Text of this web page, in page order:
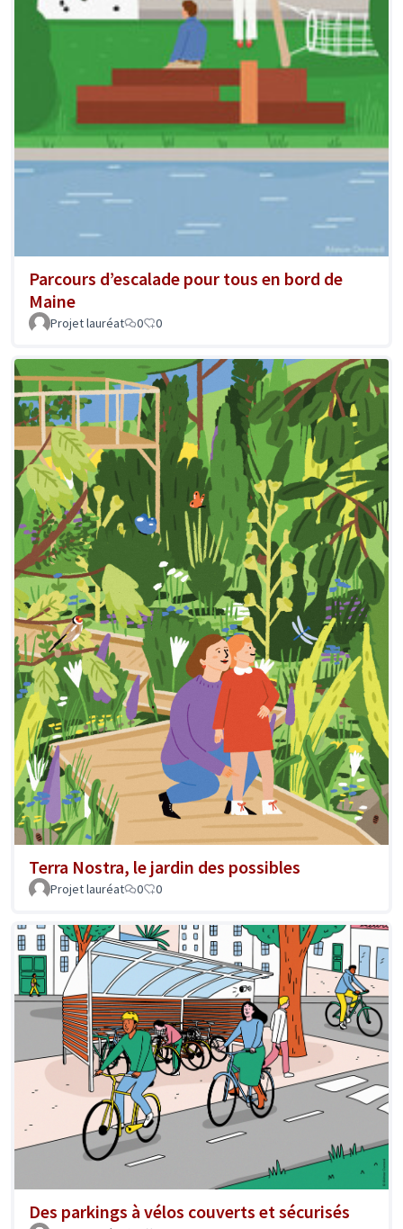
Parcours d’escalade pour tous en bord de
Maine
Projet lauréat 0 0
Terra Nostra, le jardin des possibles
Projet lauréat 0 0
Des parkings à vélos couverts et sécurisés